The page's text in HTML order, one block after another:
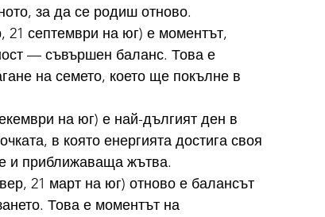
за да се родиш отново.
21 септември на юг) е моментът,
— съвършен баланс. Това е
на семето, което ще покълне в
на юг) е най-дългият ден в
в която енергията достига своя
и приближаваща жътва.
21 март на юг) отново е балансът
Това е моментът на